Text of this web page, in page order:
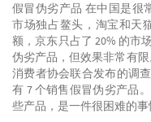
假冒伪劣产品 在中国是很
市场独占鳌头，淘宝和天
额，京东只占了 20% 的市
伪劣产品，但效果非常有
消费者协会联合发布的调
有 7 个销售假冒伪劣产品
些产品，是一件很困难的事